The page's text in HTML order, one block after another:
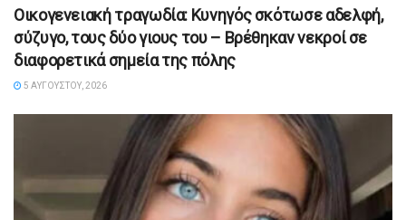
Οικογενειακή τραγωδία: Κυνηγός σκότωσε αδελφή,
σύζυγο, τους δύο γιους του – Βρέθηκαν νεκροί σε
διαφορετικά σημεία της πόλης
5 ΑΥΓΟΎΣΤΟΥ, 2026